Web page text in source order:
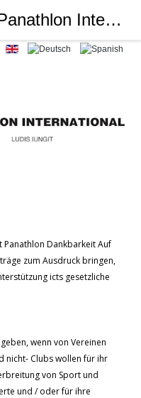
Panathlon Dankbarkeit Auf
zum Ausdruck bringen,
icts gesetzliche
wenn von Vereinen
nicht- Clubs wollen für ihr
von Sport und
und / oder für ihre
Chiesa AWARD - Panathlon International